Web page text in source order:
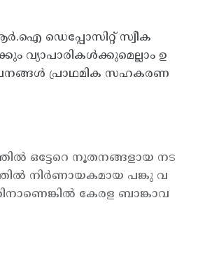
ഡെപ്പോസിറ്റ് സ്വീക
വ്യാപാരികള്‍ക്കുമെല്ലാം ഉ
പ്രാഥമിക സഹകരണ
ഒട്ടേറെ നൂതനങ്ങളായ നട
നിര്‍ണായകമായ പങ്കു വ
കേരള ബാങ്കാവ